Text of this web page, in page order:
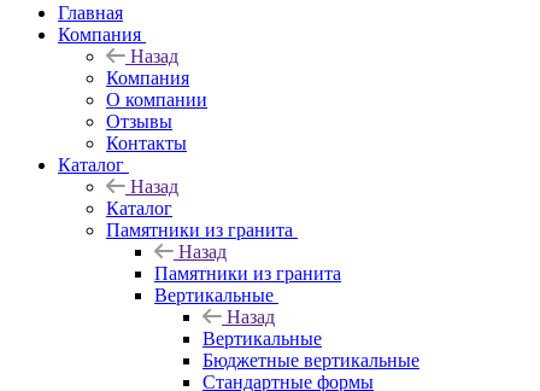
Главная
Компания
Назад
Компания
О компании
Отзывы
Контакты
Каталог
Назад
Каталог
Памятники из гранита
Назад
Памятники из гранита
Вертикальные
Назад
Вертикальные
Бюджетные вертикальные
Стандартные формы